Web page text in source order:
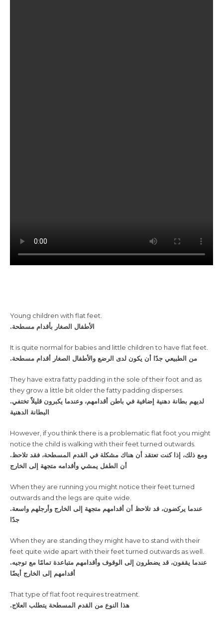
Young children with flat feet.
.الأطفال الصغار بأقدام مسطحة
It is quite normal for babies and little children to have flat feet.
.من الطبيعي جدًا أن يكون لدى الرضع والأطفال الصغار أقدام مسطحة
They have extra fatty padding in the sole of their foot and as
they grow a little bit older the fatty padding disperses.
.لديهم بطانة دهنية إضافية في باطن أقدامهم، وعندما يكبرون قليلاً تختفي
البطانة الدهنية
However, if you think there is a problematic flat foot you might
notice the child is walking with their feet turned outwards.
.ومع ذلك، إذا كنت تعتقد أن هناك مشكلة في القدم المسطحة، فقد تلاحظ
أن الطفل يمشي وأقدامه متجهة إلى الخارج
When they are running you might notice their feet turned
outwards and the legs are quite wide.
.عندما يركضون، قد تلاحظ أن أقدامهم متجهة إلى الخارج وأرجلهم واسعة
جدًا
When they are standing they might have to stand with their
feet quite wide apart with their feet turned outwards as well.
.عندما يقفون، قد يضطرون إلى الوقوف وأقدامهم متباعدة تمامًا مع توجيه
أقدامهم إلى الخارج أيضًا
That type of flat foot requires treatment.
.هذا النوع من القدم المسطحة يتطلب العلاج